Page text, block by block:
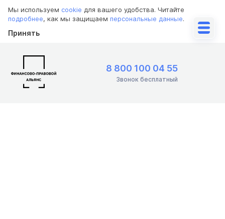
Мы используем cookie для вашего удобства. Читайте
подробнее, как мы защищаем персональные данные.
Принять
8 800 100 04 55
Звонок бесплатный